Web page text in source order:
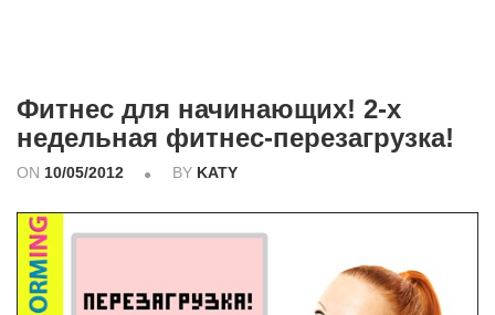
Фитнес для начинающих! 2-х
недельная фитнес-перезагрузка!
ON 10/05/2012 BY KATY